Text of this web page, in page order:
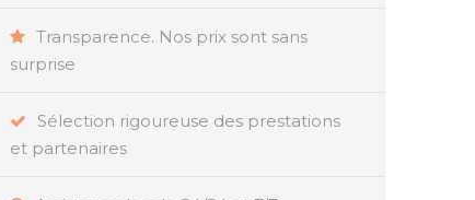
Transparence. Nos prix sont sans
surprise
Sélection rigoureuse des prestations
et partenaires